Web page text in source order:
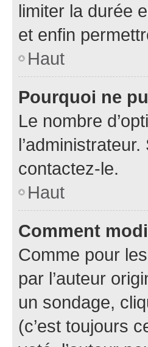
limiter la durée
et enfin
Haut
Pourquoi ne
Le nombre
contactez-le.
Haut
Comment
Comme pour
par l’auteur
un sondage,
(c’est toujours